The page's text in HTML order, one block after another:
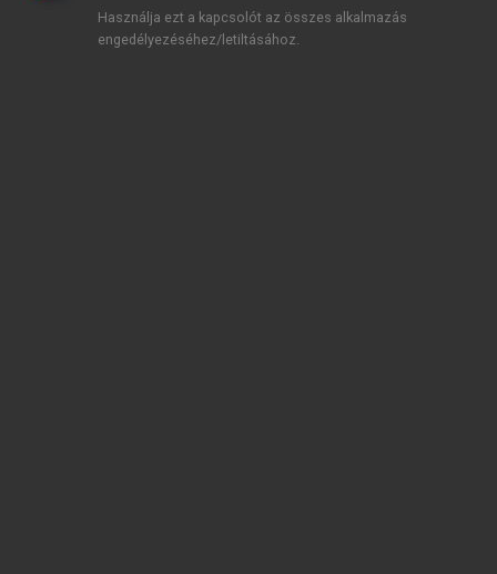
Használja ezt a kapcsolót az összes alkalmazás
engedélyezéséhez/letiltásához.